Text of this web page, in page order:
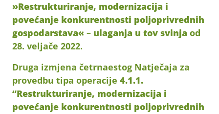
»Restrukturiranje, modernizacija i
povećanje konkurentnosti poljoprivrednih
gospodarstava« – ulaganja u tov svinja od
28. veljače 2022.
Druga izmjena četrnaestog Natječaja za
provedbu tipa operacije 4.1.1.
“Restrukturiranje, modernizacija i
povećanje konkurentnosti poljoprivrednih